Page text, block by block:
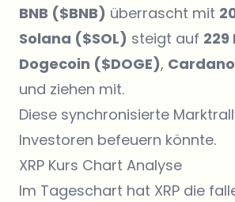
BNB ($BNB) überrascht mit
Solana ($SOL) steigt auf 229
Dogecoin ($DOGE),
und ziehen mit.
Diese synchronisierte
Investoren befeuern könnte.
XRP Kurs Chart Analyse
Im Tageschart hat XRP die